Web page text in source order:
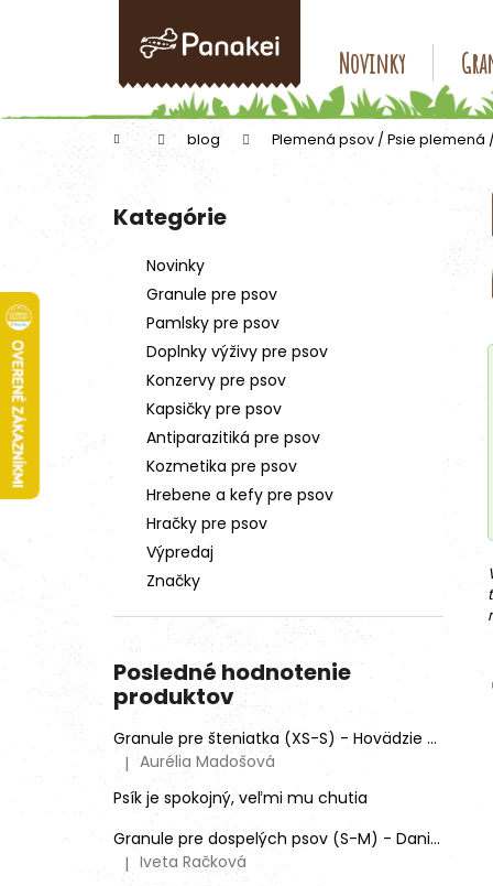
Novinky
Domov blog Plemená psov / Psie plemená
Preskočiť
kategórie
Kategórie
Novinky
Granule pre psov
Pamlsky pre psov
Doplnky výživy pre psov
Konzervy pre psov
Kapsičky pre psov
Antiparazitiká pre psov
Kozmetika pre psov
Hrebene a kefy pre psov
Hračky pre psov
Výpredaj
Značky
Posledné hodnotenie
produktov
Granule pre šteniatka (XS-S) - Hovädzie + Morčacie 4kg
Hodnotenie produktu je 5 z 5 hviezdičiek.
| Aurélia Madošová
Psík je spokojný, veľmi mu chutia
Granule pre dospelých psov (S-M) - Daniel škvrnitý (SENSITIVE)
Hodnotenie produktu je 5 z 5 hviezdičiek.
| Iveta Račková
k
obchodu
obchodu